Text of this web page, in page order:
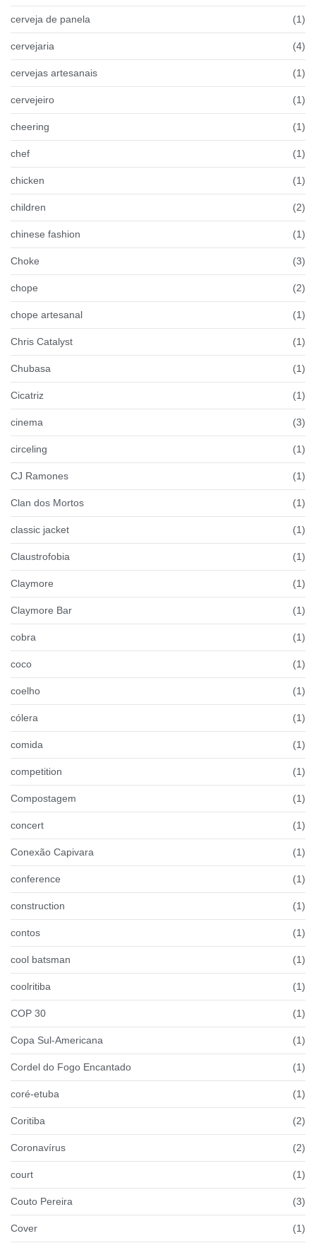
cerveja de panela (1)
cervejaria (4)
cervejas artesanais (1)
cervejeiro (1)
cheering (1)
chef (1)
chicken (1)
children (2)
chinese fashion (1)
Choke (3)
chope (2)
chope artesanal (1)
Chris Catalyst (1)
Chubasa (1)
Cicatriz (1)
cinema (3)
circeling (1)
CJ Ramones (1)
Clan dos Mortos (1)
classic jacket (1)
Claustrofobia (1)
Claymore (1)
Claymore Bar (1)
cobra (1)
coco (1)
coelho (1)
cólera (1)
comida (1)
competition (1)
Compostagem (1)
concert (1)
Conexão Capivara (1)
conference (1)
construction (1)
contos (1)
cool batsman (1)
coolritiba (1)
COP 30 (1)
Copa Sul-Americana (1)
Cordel do Fogo Encantado (1)
coré-etuba (1)
Coritiba (2)
Coronavírus (2)
court (1)
Couto Pereira (3)
Cover (1)